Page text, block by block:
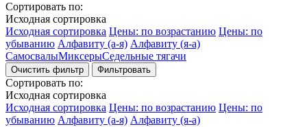
Сортировать по:
Исходная сортировка
Исходная сортировка Цены: по возрастанию Цены: по
убыванию Алфавиту (а-я) Алфавиту (я-а)
СамосвалыМиксерыСедельные тягачи
Фильтровать
Сортировать по:
Исходная сортировка
Исходная сортировка Цены: по возрастанию Цены: по
убыванию Алфавиту (а-я) Алфавиту (я-а)